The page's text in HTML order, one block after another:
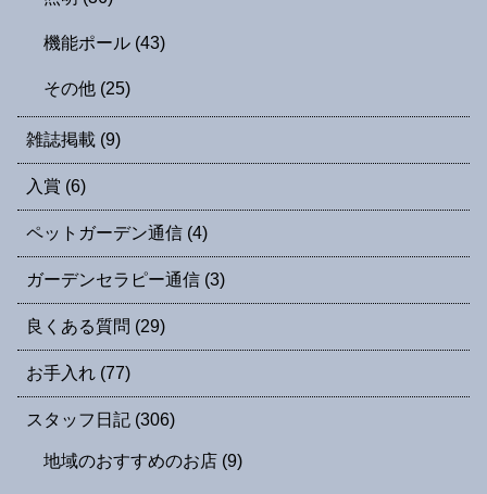
機能ポール (43)
その他 (25)
雑誌掲載 (9)
入賞 (6)
ペットガーデン通信 (4)
ガーデンセラピー通信 (3)
良くある質問 (29)
お手入れ (77)
スタッフ日記 (306)
地域のおすすめのお店 (9)